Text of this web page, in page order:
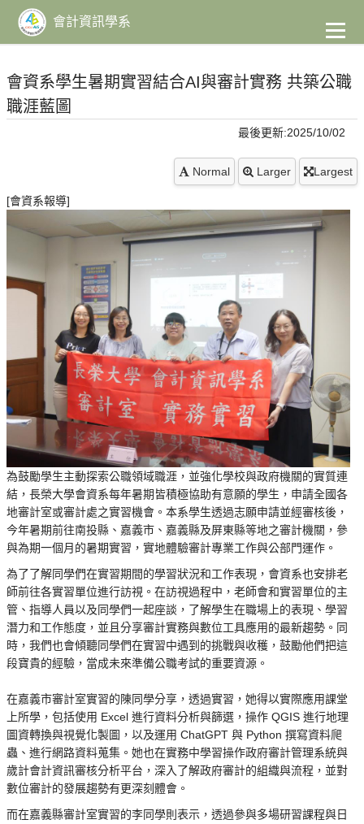
主
要
容
會計資訊學系
會資系學生暑期實習結合AI與審計實務 共築公職
職涯藍圖
最後更新:2025/10/02
Normal Larger Largest
[會資系報導]
為鼓勵學生主動探索公職領域職涯，並強化學校與政府機關的實質連
結，長榮大學會資系每年暑期皆積極協助有意願的學生，申請全國各
地審計室或審計處之實習機會。本系學生透過志願申請並經審核後，
今年暑期前往南投縣、嘉義市、嘉義縣及屏東縣等地之審計機關，參
與為期一個月的暑期實習，實地體驗審計專業工作與公部門運作。
為了了解同學們在實習期間的學習狀況和工作表現，會資系也安排老
師前往各實習單位進行訪視。在訪視過程中，老師會和實習單位的主
管、指導人員以及同學們一起座談，了解學生在職場上的表現、學習
潛力和工作態度，並且分享審計實務與數位工具應用的最新趨勢。同
時，我們也會傾聽同學們在實習中遇到的挑戰與收穫，鼓勵他們把這
段寶貴的經驗，當成未來準備公職考試的重要資源。
在嘉義市審計室實習的陳同學分享，透過實習，她得以實際應用課堂
上所學，包括使用 Excel 進行資料分析與篩選，操作 QGIS 進行地理
圖資轉換與視覺化製圖，以及運用 ChatGPT 與 Python 撰寫資料爬
蟲、進行網路資料蒐集。她也在實務中學習操作政府審計管理系統與
歲計會計資訊審核分析平台，深入了解政府審計的組織與流程，並對
數位審計的發展趨勢有更深刻體會。
而在嘉義縣審計室實習的李同學則表示，透過參與多場研習課程與日